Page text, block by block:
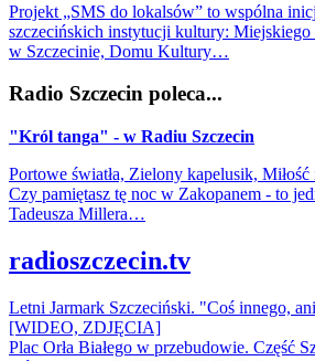
Projekt „SMS do lokalsów” to wspólna
szczecińskich instytucji kultury:
w Szczecinie, Domu Kultury…
Radio Szczecin poleca...
"Król tanga" - w Radiu Szczecin
Portowe światła, Zielony kapelusik,
Czy pamiętasz tę noc w Zakopanem - to
Tadeusza Millera…
radioszczecin.tv
Letni Jarmark Szczeciński. "Coś innego,
[WIDEO, ZDJĘCIA]
Plac Orła Białego w przebudowie. Część